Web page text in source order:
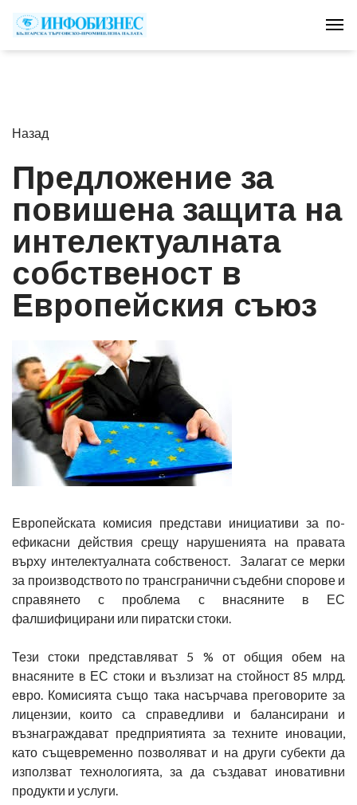
Назад
Предложение за
повишена защита на
интелектуалната
собственост в
Европейския съюз
Европейската комисия представи инициативи за по-
ефикасни действия срещу нарушенията на правата
върху интелектуалната собственост. Залагат се мерки
за производството по трансгранични съдебни спорове и
справянето с проблема с внасяните в ЕС
фалшифицирани или пиратски стоки.
Тези стоки представляват 5 % от общия обем на
внасяните в ЕС стоки и възлизат на стойност 85 млрд.
евро. Комисията също така насърчава преговорите за
лицензии, които са справедливи и балансирани и
възнаграждават предприятията за техните иновации,
като същевременно позволяват и на други субекти да
използват технологията, за да създават иновативни
продукти и услуги.